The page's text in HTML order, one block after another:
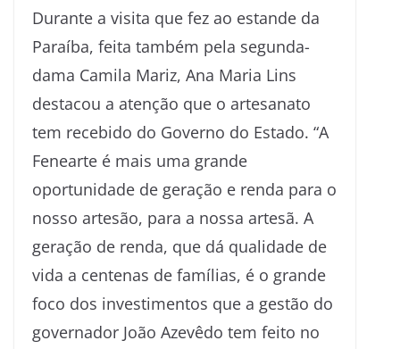
Durante a visita que fez ao estande da
Paraíba, feita também pela segunda-
dama Camila Mariz, Ana Maria Lins
destacou a atenção que o artesanato
tem recebido do Governo do Estado. “A
Fenearte é mais uma grande
oportunidade de geração e renda para o
nosso artesão, para a nossa artesã. A
geração de renda, que dá qualidade de
vida a centenas de famílias, é o grande
foco dos investimentos que a gestão do
governador João Azevêdo tem feito no